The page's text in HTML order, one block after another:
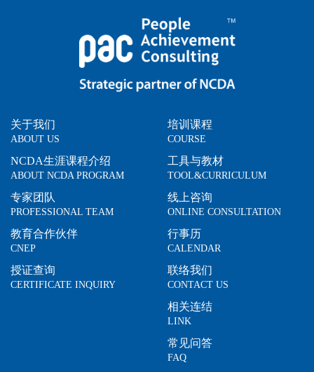
关于我们
ABOUT US
NCDA生涯课程介绍
ABOUT NCDA PROGRAM
专家团队
PROFESSIONAL TEAM
教育合作伙伴
CNEP
授证查询
CERTIFICATE INQUIRY
培训课程
COURSE
工具与教材
TOOL&CURRICULUM
线上咨询
ONLINE CONSULTATION
行事历
CALENDAR
联络我们
CONTACT US
相关连结
LINK
常见问答
FAQ